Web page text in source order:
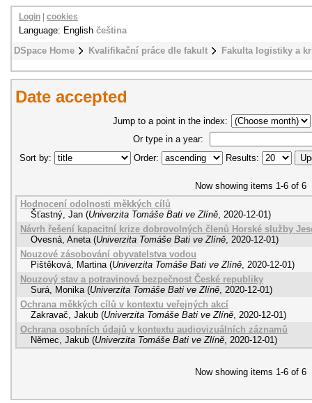
DSpace Home Kvalifikační práce dle fakult Fakulta logistiky a
Login cookies
Language: English čeština
Date accepted
Jump to a point in the index:
Or type in a year:
Sort by:
Order: Results:
Now showing items 1-6 of 6
Hodnocení odolnosti měkkých cílů
Šťastný, Jan (Univerzita Tomáše Bati ve Zlíně, 2020-12-01)
Návrh řešení kapacitní krize dobrovolných členů Horské služby
Ovesná, Aneta (Univerzita Tomáše Bati ve Zlíně, 2020-12-01)
Nouzové zásobování obyvatelstva vodou
Pištěková, Martina (Univerzita Tomáše Bati ve Zlíně, 2020-12-01)
Nouzový stav a potravinová bezpečnost České republiky
Surá, Monika (Univerzita Tomáše Bati ve Zlíně, 2020-12-01)
Ochrana měkkých cílů v kontextu veřejných akcí
Zakravač, Jakub (Univerzita Tomáše Bati ve Zlíně, 2020-12-01)
Ochrana osobních údajů v kontextu audiovizuálních záznamů
Němec, Jakub (Univerzita Tomáše Bati ve Zlíně, 2020-12-01)
Now showing items 1-6 of 6